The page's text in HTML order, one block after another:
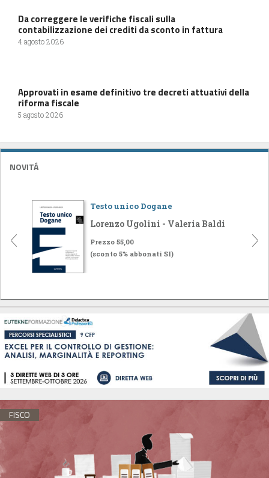
Da correggere le verifiche fiscali sulla
contabilizzazione dei crediti da sconto in fattura
4 agosto 2026
Approvati in esame definitivo tre decreti attuativi della
riforma fiscale
5 agosto 2026
NOVITÁ
Testo unico Dogane
Lorenzo Ugolini - Valeria Baldi
Prezzo 55,00
(sconto 5% abbonati SI)
FISCO